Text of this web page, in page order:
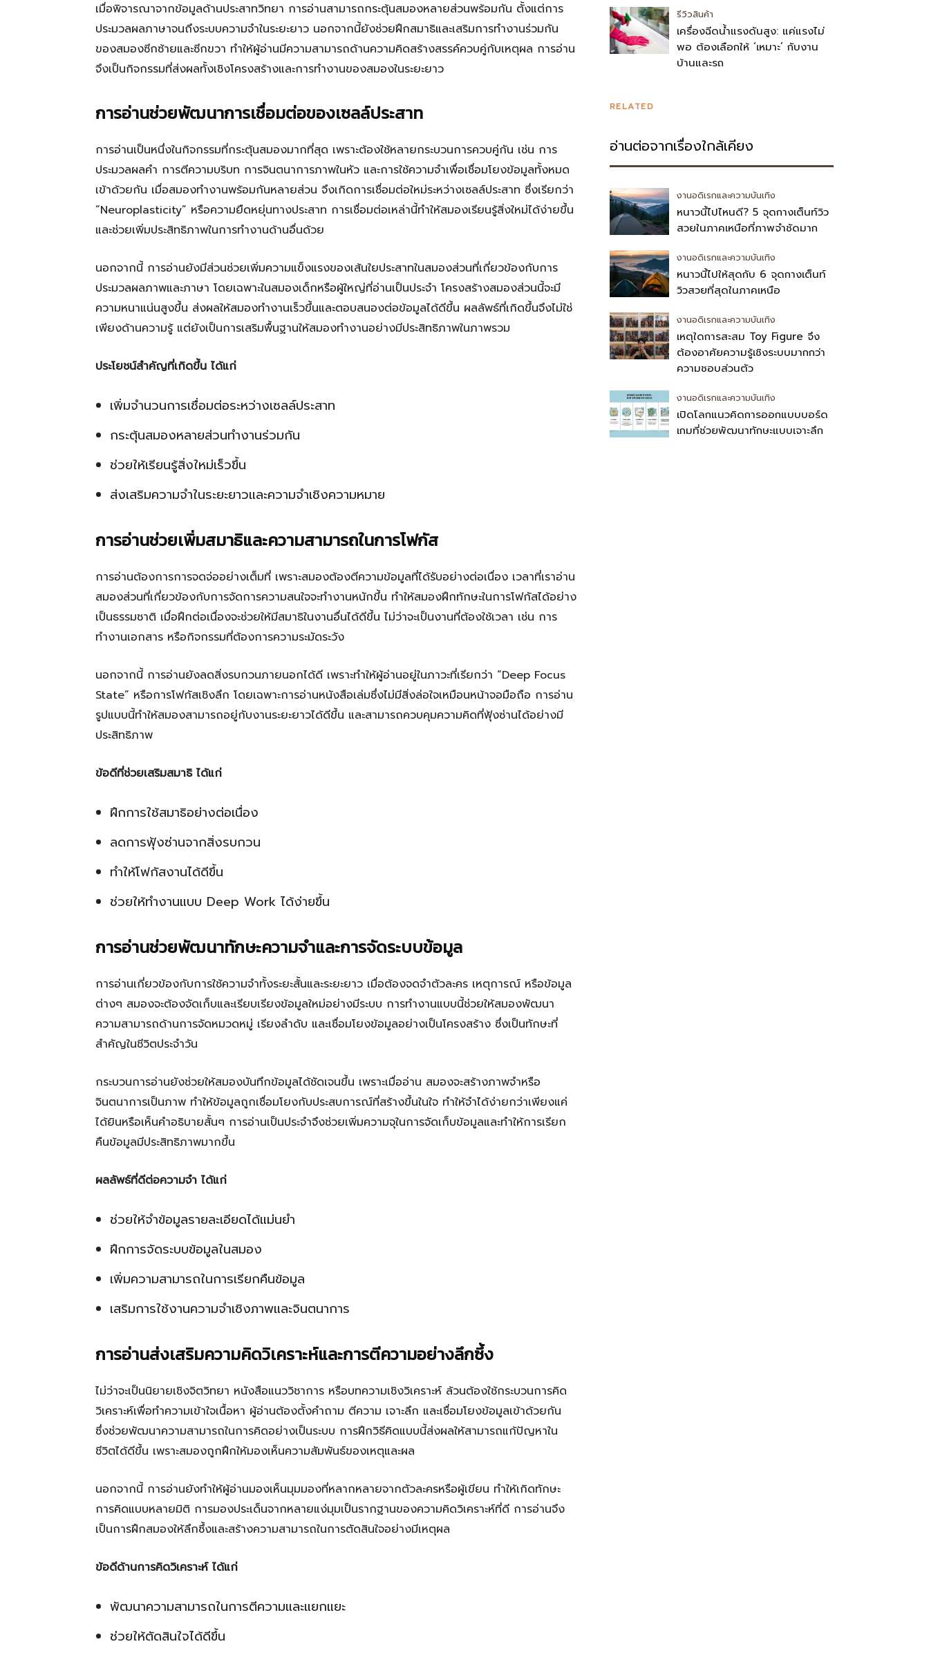
เมื่อพิจารณาจากข้อมูลด้านประสาทวิทยา การอ่านสามารถกระตุ้นสมองหลายส่วนพร้อมกัน ตั้งแต่การ
ประมวลผลภาษาจนถึงระบบความจำในระยะยาว นอกจากนี้ยังช่วยฝึกสมาธิและเสริมการทำงานร่วมกัน
ของสมองซีกซ้ายและซีกขวา ทำให้ผู้อ่านมีความสามารถด้านความคิดสร้างสรรค์ควบคู่กับเหตุผล การอ่าน
จึงเป็นกิจกรรมที่ส่งผลทั้งเชิงโครงสร้างและการทำงานของสมองในระยะยาว
การอ่านช่วยพัฒนาการเชื่อมต่อของเซลล์ประสาท
การอ่านเป็นหนึ่งในกิจกรรมที่กระตุ้นสมองมากที่สุด เพราะต้องใช้หลายกระบวนการควบคู่กัน เช่น การ
ประมวลผลคำ การตีความบริบท การจินตนาการภาพในหัว และการใช้ความจำเพื่อเชื่อมโยงข้อมูลทั้งหมด
เข้าด้วยกัน เมื่อสมองทำงานพร้อมกันหลายส่วน จึงเกิดการเชื่อมต่อใหม่ระหว่างเซลล์ประสาท ซึ่งเรียกว่า
“Neuroplasticity” หรือความยืดหยุ่นทางประสาท การเชื่อมต่อเหล่านี้ทำให้สมองเรียนรู้สิ่งใหม่ได้ง่ายขึ้น
และช่วยเพิ่มประสิทธิภาพในการทำงานด้านอื่นด้วย
นอกจากนี้ การอ่านยังมีส่วนช่วยเพิ่มความแข็งแรงของเส้นใยประสาทในสมองส่วนที่เกี่ยวข้องกับการ
ประมวลผลภาพและภาษา โดยเฉพาะในสมองเด็กหรือผู้ใหญ่ที่อ่านเป็นประจำ โครงสร้างสมองส่วนนี้จะมี
ความหนาแน่นสูงขึ้น ส่งผลให้สมองทำงานเร็วขึ้นและตอบสนองต่อข้อมูลได้ดีขึ้น ผลลัพธ์ที่เกิดขึ้นจึงไม่ใช่
เพียงด้านความรู้ แต่ยังเป็นการเสริมพื้นฐานให้สมองทำงานอย่างมีประสิทธิภาพในภาพรวม
ประโยชน์สำคัญที่เกิดขึ้น ได้แก่
เพิ่มจำนวนการเชื่อมต่อระหว่างเซลล์ประสาท
กระตุ้นสมองหลายส่วนทำงานร่วมกัน
ช่วยให้เรียนรู้สิ่งใหม่เร็วขึ้น
ส่งเสริมความจำในระยะยาวและความจำเชิงความหมาย
การอ่านช่วยเพิ่มสมาธิและความสามารถในการโฟกัส
การอ่านต้องการการจดจ่ออย่างเต็มที่ เพราะสมองต้องตีความข้อมูลที่ได้รับอย่างต่อเนื่อง เวลาที่เราอ่าน
สมองส่วนที่เกี่ยวข้องกับการจัดการความสนใจจะทำงานหนักขึ้น ทำให้สมองฝึกทักษะในการโฟกัสได้อย่าง
เป็นธรรมชาติ เมื่อฝึกต่อเนื่องจะช่วยให้มีสมาธิในงานอื่นได้ดีขึ้น ไม่ว่าจะเป็นงานที่ต้องใช้เวลา เช่น การ
ทำงานเอกสาร หรือกิจกรรมที่ต้องการความระมัดระวัง
นอกจากนี้ การอ่านยังลดสิ่งรบกวนภายนอกได้ดี เพราะทำให้ผู้อ่านอยู่ในภาวะที่เรียกว่า “Deep Focus
State” หรือการโฟกัสเชิงลึก โดยเฉพาะการอ่านหนังสือเล่มซึ่งไม่มีสิ่งล่อใจเหมือนหน้าจอมือถือ การอ่าน
รูปแบบนี้ทำให้สมองสามารถอยู่กับงานระยะยาวได้ดีขึ้น และสามารถควบคุมความคิดที่ฟุ้งซ่านได้อย่างมี
ประสิทธิภาพ
ข้อดีที่ช่วยเสริมสมาธิ ได้แก่
ฝึกการใช้สมาธิอย่างต่อเนื่อง
ลดการฟุ้งซ่านจากสิ่งรบกวน
ทำให้โฟกัสงานได้ดีขึ้น
ช่วยให้ทำงานแบบ Deep Work ได้ง่ายขึ้น
การอ่านช่วยพัฒนาทักษะความจำและการจัดระบบข้อมูล
การอ่านเกี่ยวข้องกับการใช้ความจำทั้งระยะสั้นและระยะยาว เมื่อต้องจดจำตัวละคร เหตุการณ์ หรือข้อมูล
ต่างๆ สมองจะต้องจัดเก็บและเรียบเรียงข้อมูลใหม่อย่างมีระบบ การทำงานแบบนี้ช่วยให้สมองพัฒนา
ความสามารถด้านการจัดหมวดหมู่ เรียงลำดับ และเชื่อมโยงข้อมูลอย่างเป็นโครงสร้าง ซึ่งเป็นทักษะที่
สำคัญในชีวิตประจำวัน
กระบวนการอ่านยังช่วยให้สมองบันทึกข้อมูลได้ชัดเจนขึ้น เพราะเมื่ออ่าน สมองจะสร้างภาพจำหรือ
จินตนาการเป็นภาพ ทำให้ข้อมูลถูกเชื่อมโยงกับประสบการณ์ที่สร้างขึ้นในใจ ทำให้จำได้ง่ายกว่าเพียงแค่
ได้ยินหรือเห็นคำอธิบายสั้นๆ การอ่านเป็นประจำจึงช่วยเพิ่มความจุในการจัดเก็บข้อมูลและทำให้การเรียก
คืนข้อมูลมีประสิทธิภาพมากขึ้น
ผลลัพธ์ที่ดีต่อความจำ ได้แก่
ช่วยให้จำข้อมูลรายละเอียดได้แม่นยำ
ฝึกการจัดระบบข้อมูลในสมอง
เพิ่มความสามารถในการเรียกคืนข้อมูล
เสริมการใช้งานความจำเชิงภาพและจินตนาการ
การอ่านส่งเสริมความคิดวิเคราะห์และการตีความอย่างลึกซึ้ง
ไม่ว่าจะเป็นนิยายเชิงจิตวิทยา หนังสือแนววิชาการ หรือบทความเชิงวิเคราะห์ ล้วนต้องใช้กระบวนการคิด
วิเคราะห์เพื่อทำความเข้าใจเนื้อหา ผู้อ่านต้องตั้งคำถาม ตีความ เจาะลึก และเชื่อมโยงข้อมูลเข้าด้วยกัน
ซึ่งช่วยพัฒนาความสามารถในการคิดอย่างเป็นระบบ การฝึกวิธีคิดแบบนี้ส่งผลให้สามารถแก้ปัญหาใน
ชีวิตได้ดีขึ้น เพราะสมองถูกฝึกให้มองเห็นความสัมพันธ์ของเหตุและผล
นอกจากนี้ การอ่านยังทำให้ผู้อ่านมองเห็นมุมมองที่หลากหลายจากตัวละครหรือผู้เขียน ทำให้เกิดทักษะ
การคิดแบบหลายมิติ การมองประเด็นจากหลายแง่มุมเป็นรากฐานของความคิดวิเคราะห์ที่ดี การอ่านจึง
เป็นการฝึกสมองให้ลึกซึ้งและสร้างความสามารถในการตัดสินใจอย่างมีเหตุผล
ข้อดีด้านการคิดวิเคราะห์ ได้แก่
พัฒนาความสามารถในการตีความและแยกแยะ
ช่วยให้ตัดสินใจได้ดีขึ้น
รีวิวสินค้า
เครื่องฉีดน้ำแรงดันสูง: แค่แรงไม่
พอ ต้องเลือกให้ ‘เหมาะ’ กับงาน
บ้านและรถ
RELATED
อ่านต่อจากเรื่องใกล้เคียง
งานอดิเรกและความบันเทิง
หนาวนี้ไปไหนดี? 5 จุดกางเต็นท์วิว
สวยในภาคเหนือที่ภาพจำชัดมาก
งานอดิเรกและความบันเทิง
หนาวนี้ไปให้สุดกับ 6 จุดกางเต็นท์
วิวสวยที่สุดในภาคเหนือ
งานอดิเรกและความบันเทิง
เหตุใดการสะสม Toy Figure จึง
ต้องอาศัยความรู้เชิงระบบมากกว่า
ความชอบส่วนตัว
งานอดิเรกและความบันเทิง
เปิดโลกแนวคิดการออกแบบบอร์ด
เกมที่ช่วยพัฒนาทักษะแบบเจาะลึก